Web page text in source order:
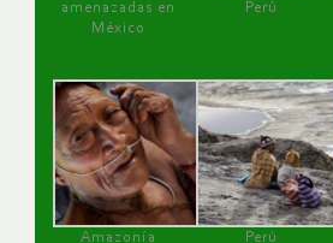
amenazadas en
México
Perú
Amazonía
Perú